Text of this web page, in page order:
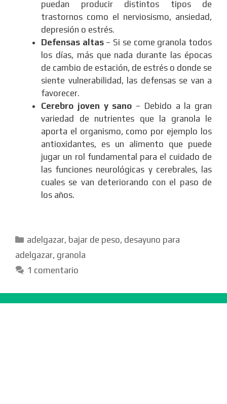
puedan producir distintos tipos de
trastornos como el nerviosismo, ansiedad,
depresión o estrés.
Defensas altas – Si se come granola todos
los días, más que nada durante las épocas
de cambio de estación, de estrés o donde se
siente vulnerabilidad, las defensas se van a
favorecer.
Cerebro joven y sano – Debido a la gran
variedad de nutrientes que la granola le
aporta el organismo, como por ejemplo los
antioxidantes, es un alimento que puede
jugar un rol fundamental para el cuidado de
las funciones neurológicas y cerebrales, las
cuales se van deteriorando con el paso de
los años.
Categorías
adelgazar, bajar de peso, desayuno para
adelgazar, granola
1 comentario